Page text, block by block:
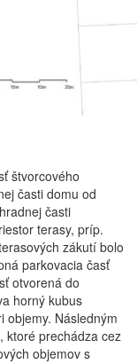
štvorcového
časti domu od
časti
terasy, príp.
zákutí bolo
parkovacia časť
otvorená do
horný kubus
objemy. Následným
ktoré prechádza cez
objemov s